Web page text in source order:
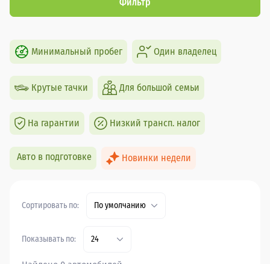
Минимальный пробег Один владелец
Крутые тачки Для большой семьи
На гарантии Низкий трансп. налог
Авто в подготовке Новинки недели
Сортировать по: По умолчанию
Показывать по: 24